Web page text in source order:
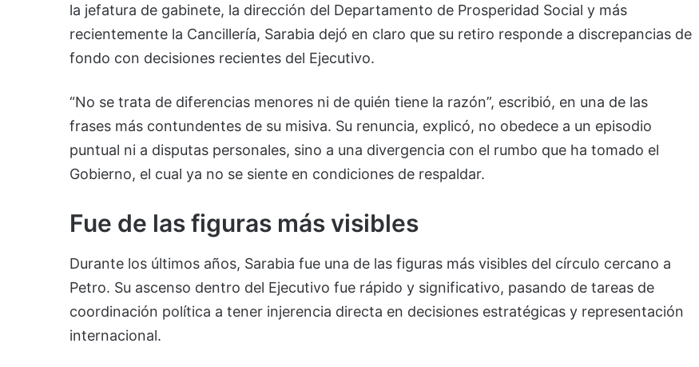
la jefatura de gabinete, la dirección del Departamento de Prosperidad Social y más
recientemente la Cancillería, Sarabia dejó en claro que su retiro responde a discrepancias de
fondo con decisiones recientes del Ejecutivo.
“No se trata de diferencias menores ni de quién tiene la razón”, escribió, en una de las
frases más contundentes de su misiva. Su renuncia, explicó, no obedece a un episodio
puntual ni a disputas personales, sino a una divergencia con el rumbo que ha tomado el
Gobierno, el cual ya no se siente en condiciones de respaldar.
Fue de las figuras más visibles
Durante los últimos años, Sarabia fue una de las figuras más visibles del círculo cercano a
Petro. Su ascenso dentro del Ejecutivo fue rápido y significativo, pasando de tareas de
coordinación política a tener injerencia directa en decisiones estratégicas y representación
internacional.